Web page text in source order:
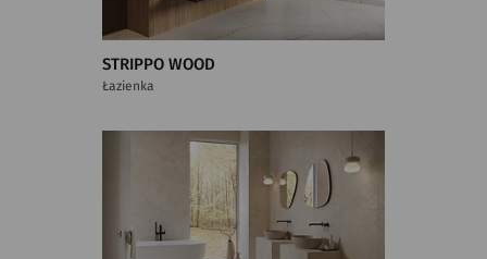
STRIPPO WOOD
Łazienka